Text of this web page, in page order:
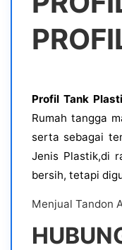
Profil Tank
Rumah tangga
serta sebagai
Jenis Plastik,di
bersih, tetapi
Menjual Tandon